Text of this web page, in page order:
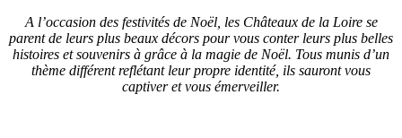
A l’occasion des festivités de Noël, les Châteaux de la Loire se
parent de leurs plus beaux décors pour vous conter leurs plus belles
histoires et souvenirs à grâce à la magie de Noël. Tous munis d’un
thème différent reflétant leur propre identité, ils sauront vous
captiver et vous émerveiller.